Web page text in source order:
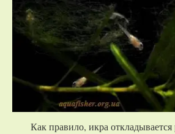
Как правило, икра